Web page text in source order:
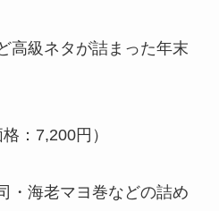
高級ネタが詰まった年末
：7,200円）
・海老マヨ巻などの詰め